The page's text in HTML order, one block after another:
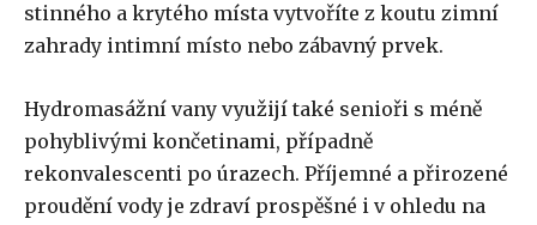
stinného a krytého místa vytvoříte z koutu zimní
zahrady intimní místo nebo zábavný prvek.
Hydromasážní vany využijí také senioři s méně
pohyblivými končetinami, případně
rekonvalescenti po úrazech. Příjemné a přirozené
proudění vody je zdraví prospěšné i v ohledu na